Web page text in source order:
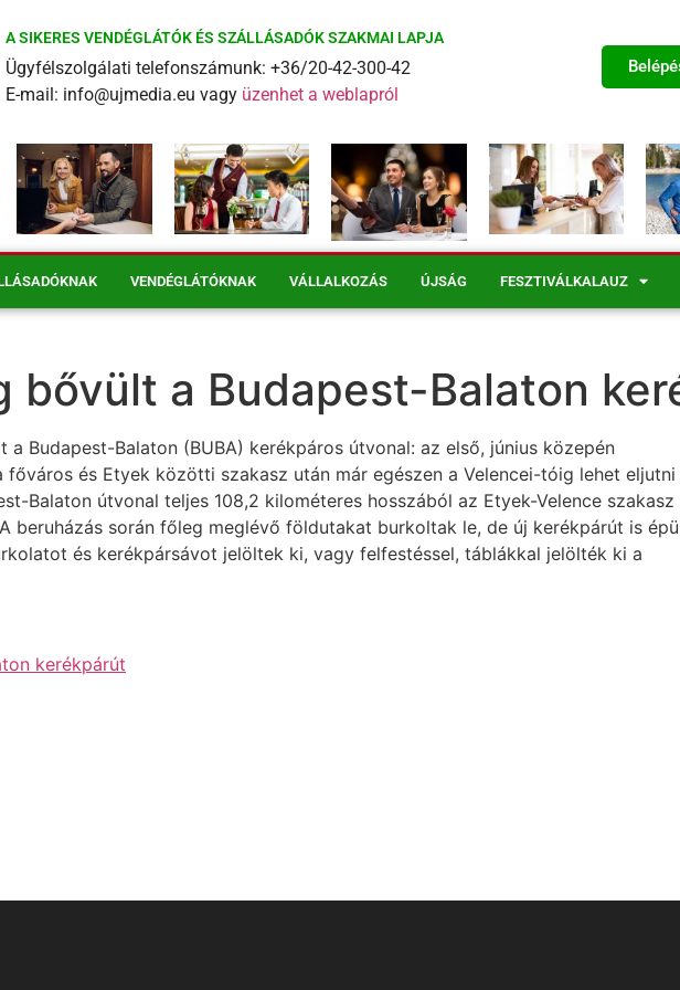
A SIKERES VENDÉGLÁTÓK ÉS SZÁLLÁSADÓK SZAKMAI LAPJA
Ügyfélszolgálati telefonszámunk: +36/20-42-300-42
E-mail: info@ujmedia.eu vagy üzenhet a weblapról
VENDÉGLÁTÓKNAK VÁLLALKOZÁS ÚJSÁG FESZTIVÁLKALAUZ
bővült a Budapest-Balaton
a Budapest-Balaton (BUBA) kerékpáros útvonal: az első, június közepén
és Etyek közötti szakasz után már egészen a Velencei-tóig lehet eljutni
Balaton útvonal teljes 108,2 kilométeres hosszából az Etyek-Velence szakasz
beruházás során főleg meglévő földutakat burkoltak le, de új kerékpárút is
és kerékpársávot jelöltek ki, vagy felfestéssel, táblákkal jelölték ki a
kerékpárút